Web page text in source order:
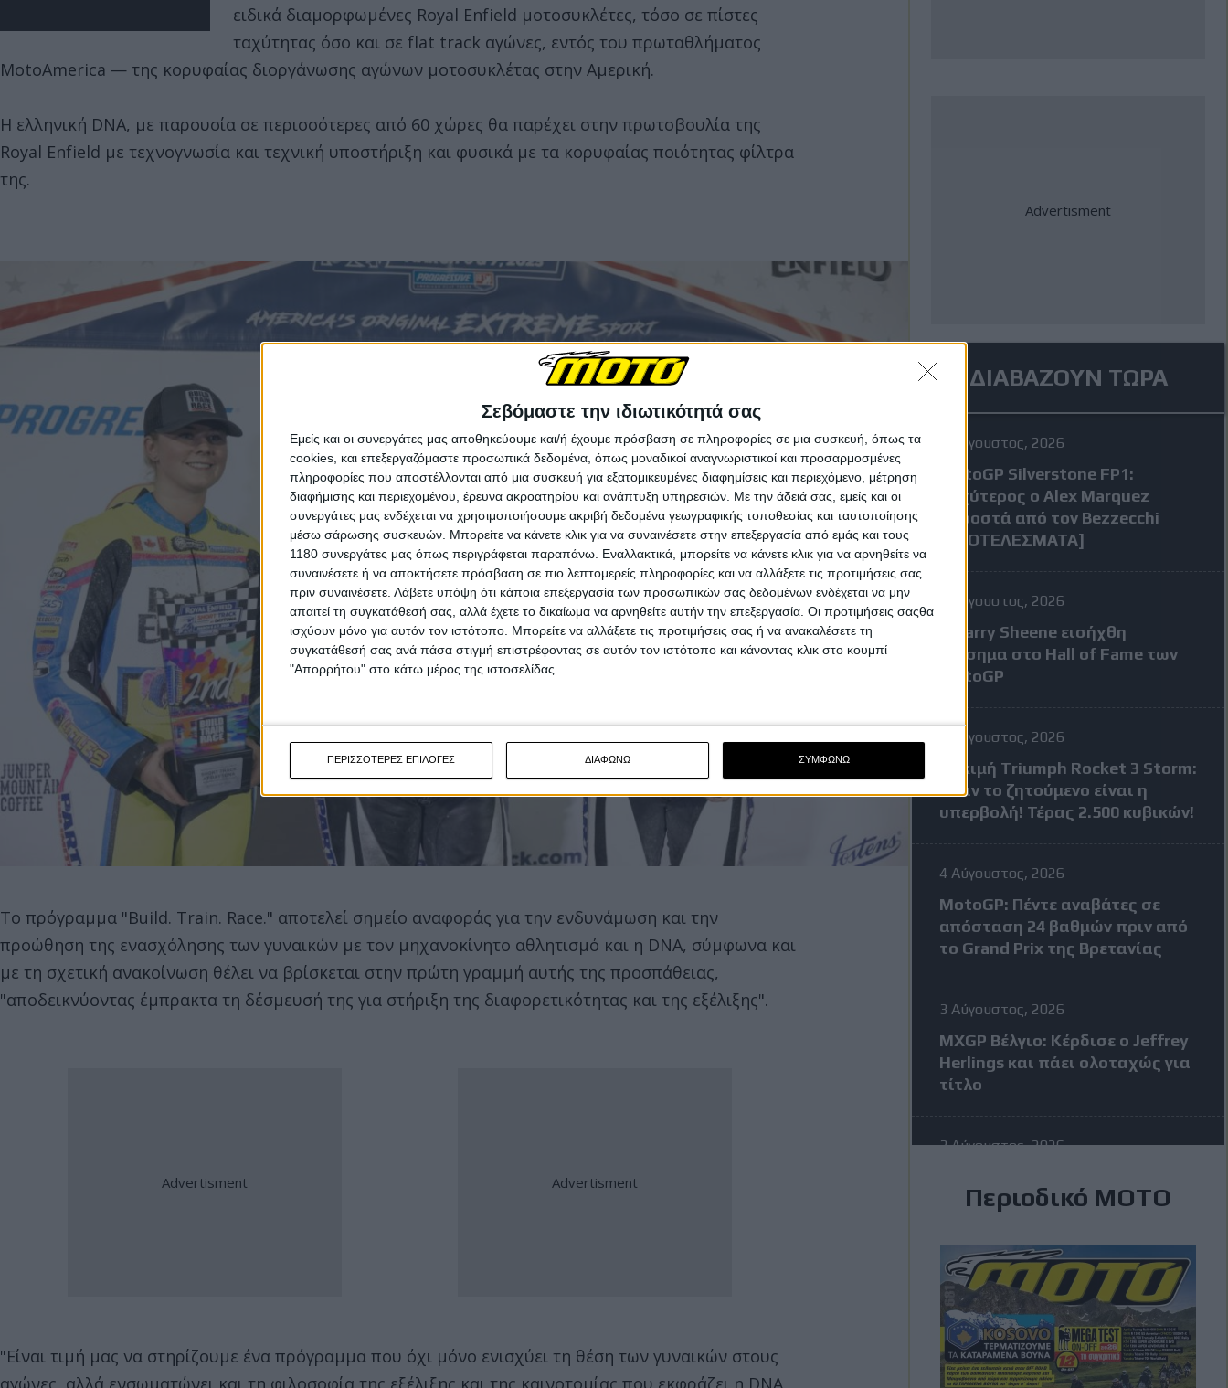
Σεβόμαστε την ιδιωτικότητά σας
Εμείς και οι συνεργάτες μας αποθηκεύουμε και/ή έχουμε πρόσβαση σε πληροφορίες σε μια συσκευή, όπως τα
cookies, και επεξεργαζόμαστε προσωπικά δεδομένα, όπως μοναδικοί αναγνωριστικοί και προσαρμοσμένες
πληροφορίες που αποστέλλονται από μια συσκευή για εξατομικευμένες διαφημίσεις και περιεχόμενο, μέτρηση
διαφήμισης και περιεχομένου, έρευνα ακροατηρίου και ανάπτυξη υπηρεσιών. Με την άδειά σας, εμείς και οι
συνεργάτες μας ενδέχεται να χρησιμοποιήσουμε ακριβή δεδομένα γεωγραφικής τοποθεσίας και ταυτοποίησης
μέσω σάρωσης συσκευών. Μπορείτε να κάνετε κλικ για να συναινέσετε στην επεξεργασία από εμάς και τους
1180 συνεργάτες μας όπως περιγράφεται παραπάνω. Εναλλακτικά, μπορείτε να κάνετε κλικ για να αρνηθείτε να
συναινέσετε ή να αποκτήσετε πρόσβαση σε πιο λεπτομερείς πληροφορίες και να αλλάξετε τις προτιμήσεις σας
πριν συναινέσετε. Λάβετε υπόψη ότι κάποια επεξεργασία των προσωπικών σας δεδομένων ενδέχεται να μην
απαιτεί τη συγκατάθεσή σας, αλλά έχετε το δικαίωμα να αρνηθείτε αυτήν την επεξεργασία. Οι προτιμήσεις σαςθα
ισχύουν μόνο για αυτόν τον ιστότοπο. Μπορείτε να αλλάξετε τις προτιμήσεις σας ή να ανακαλέσετε τη
συγκατάθεσή σας ανά πάσα στιγμή επιστρέφοντας σε αυτόν τον ιστότοπο και κάνοντας κλικ στο κουμπί
"Απορρήτου" στο κάτω μέρος της ιστοσελίδας.
ΠΕΡΙΣΣΟΤΕΡΕΣ ΕΠΙΛΟΓΕΣ ΔΙΑΦΩΝΩ ΣΥΜΦΩΝΩ
ειδικά διαμορφωμένες Royal Enfield μοτοσυκλέτες, τόσο σε πίστες
ταχύτητας όσο και σε flat track αγώνες, εντός του πρωταθλήματος
MotoAmerica — της κορυφαίας διοργάνωσης αγώνων μοτοσυκλέτας στην Αμερική.
Η ελληνική DNA, με παρουσία σε περισσότερες από 60 χώρες θα παρέχει στην πρωτοβουλία της
Royal Enfield με τεχνογνωσία και τεχνική υποστήριξη και φυσικά με τα κορυφαίας ποιότητας φίλτρα
της.
Το πρόγραμμα "Build. Train. Race." αποτελεί σημείο αναφοράς για την ενδυνάμωση και την
προώθηση της ενασχόλησης των γυναικών με τον μηχανοκίνητο αθλητισμό και η DNA, σύμφωνα και
με τη σχετική ανακοίνωση θέλει να βρίσκεται στην πρώτη γραμμή αυτής της προσπάθειας,
"αποδεικνύοντας έμπρακτα τη δέσμευσή της για στήριξη της διαφορετικότητας και της εξέλιξης".
"Είναι τιμή μας να στηρίζουμε ένα πρόγραμμα που όχι μόνο ενισχύει τη θέση των γυναικών στους
αγώνες, αλλά ενσωματώνει και τη φιλοσοφία της εξέλιξης και της καινοτομίας που εκφράζει η DNA
ΔΙΑΒΑΖΟΥΝ ΤΩΡΑ
7 Αύγουστος, 2026
MotoGP Silverstone FP1:
Ταχύτερος ο Alex Marquez
μπροστά από τον Bezzecchi
[ΑΠΟΤΕΛΕΣΜΑΤΑ]
7 Αύγουστος, 2026
Ο Barry Sheene εισήχθη
επίσημα στο Hall of Fame των
MotoGP
4 Αύγουστος, 2026
Δοκιμή Triumph Rocket 3 Storm:
Όταν το ζητούμενο είναι η
υπερβολή! Τέρας 2.500 κυβικών!
4 Αύγουστος, 2026
MotoGP: Πέντε αναβάτες σε
απόσταση 24 βαθμών πριν από
το Grand Prix της Βρετανίας
3 Αύγουστος, 2026
MXGP Βέλγιο: Κέρδισε ο Jeffrey
Herlings και πάει ολοταχώς για
τίτλο
3 Αύγουστος, 2026
διώξει τον Vinales στην μέση
Ισπανού
3 Αύγουστος, 2026
Romaniacs: Τελικά
αποτελέσματα ανά κατηγορία –
Τι θέσεις πήραν οι Έλληνες
Περιοδικό ΜΟΤΟ